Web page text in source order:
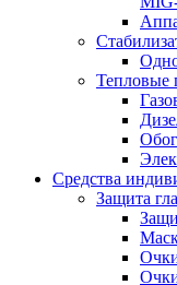
Тепловые
Средства
Защита